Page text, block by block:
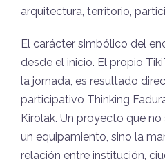
arquitectura, territorio,
El carácter simbólico del
desde el inicio. El propio
la jornada, es resultado
participativo Thinking
Kirolak. Un proyecto que
un equipamiento, sino la
relación entre institución,